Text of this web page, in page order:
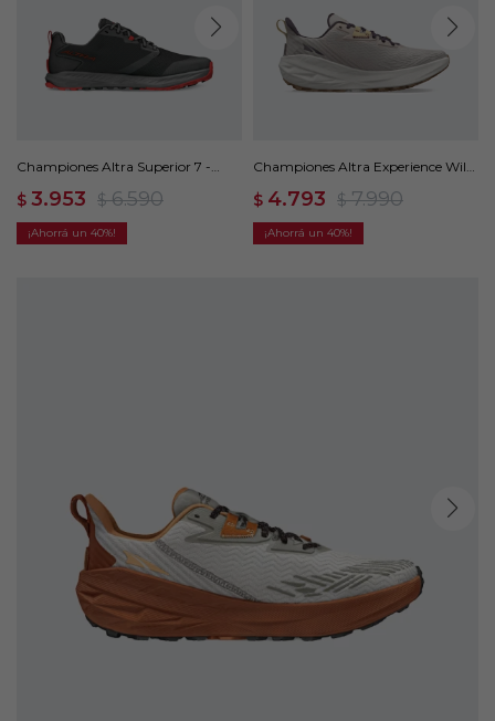
Championes Altra Superior 7 -
$ 3.953 $ 6.590
40
Championes Altra Experience Wild
$ 4.793 $ 7.990
40